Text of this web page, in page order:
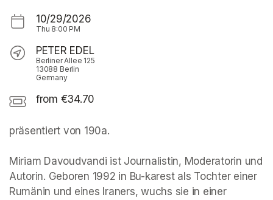
10/29/2026
Thu 8:00 PM
PETER EDEL
Berliner Allee 125
13088 Berlin
Germany
from €34.70
präsentiert von 190a.
Miriam Davoudvandi ist Journalistin, Moderatorin und
Autorin. Geboren 1992 in Bu-karest als Tochter einer
Rumänin und eines Iraners, wuchs sie in einer